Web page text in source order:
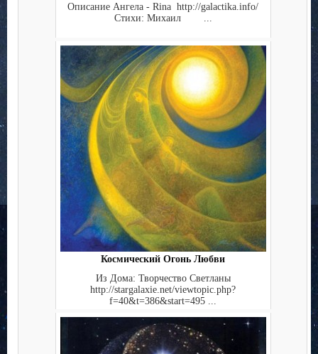
Описание Ангела - Rina http://galactika.info/
Стихи: Михаил ...
Космический Огонь Любви
Из Дома: Творчество Светланы
http://stargalaxie.net/viewtopic.php?
f=40&t=386&start=495 ...